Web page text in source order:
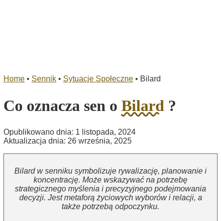
Home • Sennik • Sytuacje Społeczne • Bilard
Co oznacza sen o Bilard ?
Opublikowano dnia: 1 listopada, 2024
Aktualizacja dnia: 26 września, 2025
Bilard w senniku symbolizuje rywalizację, planowanie i
koncentrację. Może wskazywać na potrzebę
strategicznego myślenia i precyzyjnego podejmowania
decyzji. Jest metaforą życiowych wyborów i relacji, a
także potrzebą odpoczynku.